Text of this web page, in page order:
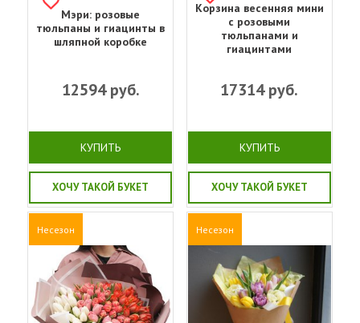
Мэри: розовые
тюльпаны и гиацинты в
шляпной коробке
12594руб.
КУПИТЬ
ХОЧУ ТАКОЙ БУКЕТ
Корзина весенняя мини
с розовыми
тюльпанами и
гиацинтами
17314руб.
КУПИТЬ
ХОЧУ ТАКОЙ БУКЕТ
Несезон Несезон